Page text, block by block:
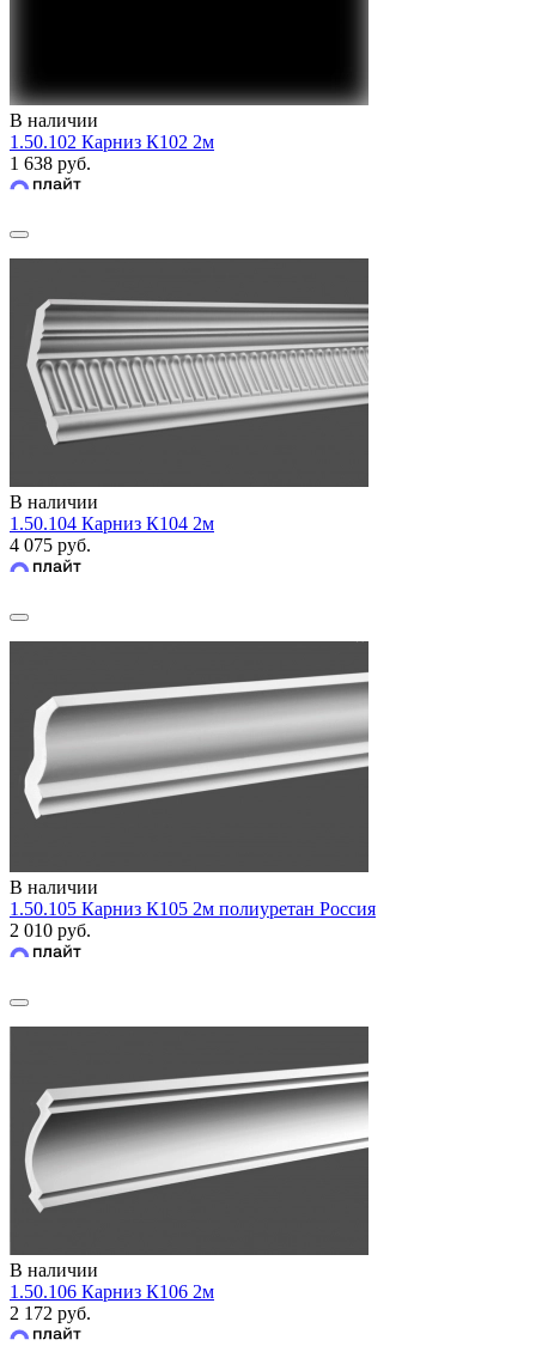
В наличии
1.50.102 Карниз К102 2м
1 638 руб.
В наличии
1.50.104 Карниз К104 2м
4 075 руб.
В наличии
1.50.105 Карниз К105 2м полиуретан Россия
2 010 руб.
В наличии
1.50.106 Карниз К106 2м
2 172 руб.